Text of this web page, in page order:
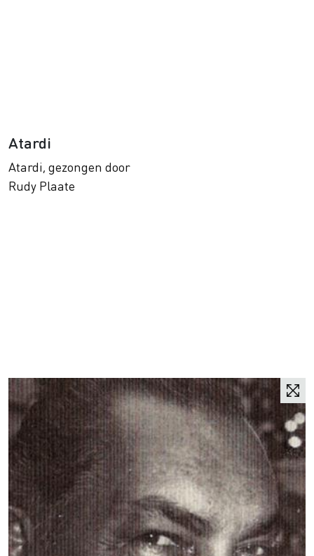
Atardi
Atardi, gezongen door
Rudy Plaate